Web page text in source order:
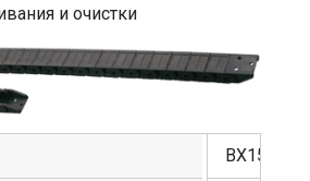
и очистки
BX15